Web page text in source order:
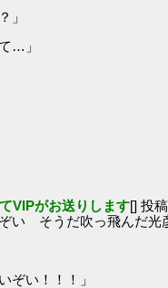
」
…」
VIPがお送りします[] 投
い そうだ吹っ飛んだ光
ぞい！！！」